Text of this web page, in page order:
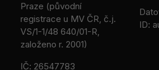
Praze (původní
registrace u MV ČR, č.j.
VS/1-1/48 640/01-R,
založeno r. 2001)
IČ: 26547783
ID: